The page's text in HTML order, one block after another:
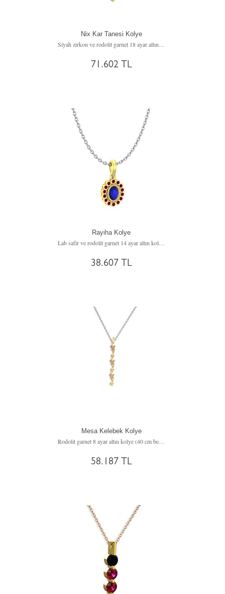
Nix Kar Tanesi Kolye
71.602 TL
Rayiha Kolye
Lab safir ve rodolit garnet 14 ayar altın kolye (40 cm beyaz altın rolo zincir)
38.607 TL
Mesa Kelebek Kolye
Rodolit garnet 8 ayar altın kolye (40 cm beyaz altın rolo zincir)
58.187 TL